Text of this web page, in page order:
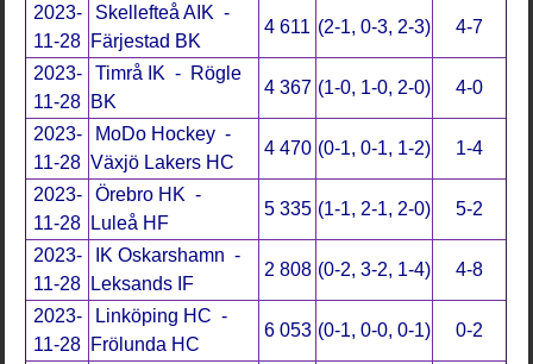
2023-
11-28
Skellefteå AIK -
Färjestad BK
4 611 (2-1, 0-3, 2-3) 4-7
2023-
11-28
Timrå IK - Rögle
BK
4 367 (1-0, 1-0, 2-0) 4-0
2023-
11-28
MoDo Hockey -
Växjö Lakers HC
4 470 (0-1, 0-1, 1-2) 1-4
2023-
11-28
Örebro HK -
Luleå HF
5 335 (1-1, 2-1, 2-0) 5-2
2023-
11-28
IK Oskarshamn -
Leksands IF
2 808 (0-2, 3-2, 1-4) 4-8
2023-
11-28
Linköping HC -
Frölunda HC
6 053 (0-1, 0-0, 0-1) 0-2